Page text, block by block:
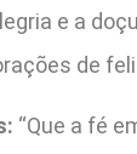
e a
de
“Que a fé